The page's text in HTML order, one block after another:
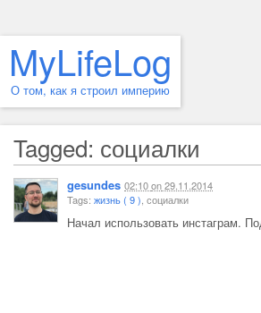
MyLifeLog
О том, как я строил империю
Tagged: социалки
gesundes 02:10on29.11.2014
Tags: жизнь ( 9 ) , социалки
Начал использовать инстаграм.